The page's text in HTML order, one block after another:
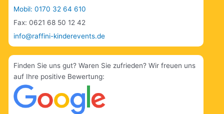
Mobil: 0170 32 64 610
Fax: 0621 68 50 12 42
info@raffini-kinderevents.de
Finden Sie uns gut? Waren Sie zufrieden? Wir freuen uns
auf Ihre positive Bewertung: